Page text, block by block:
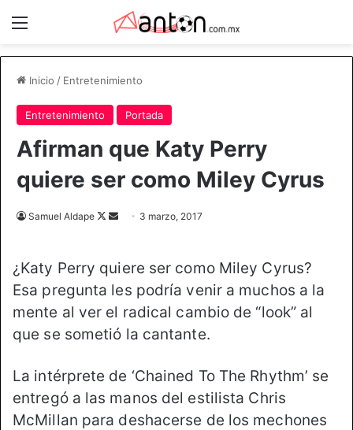
Inicio / Entretenimiento
Entretenimiento Portada
Afirman que Katy Perry
quiere ser como Miley Cyrus
Samuel Aldape
F
l
w
o
d
a
e
l
3 marzo, 2017
¿Katy Perry quiere ser como Miley Cyrus?
Esa pregunta les podría venir a muchos a la
mente al ver el radical cambio de “look” al
que se sometió la cantante.
La intérprete de ‘Chained To The Rhythm’ se
entregó a las manos del estilista Chris
McMillan para deshacerse de los mechones